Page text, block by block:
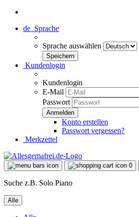
de Sprache
Sprache auswählen
Kundenlogin
Kundenlogin
E-Mail
Passwort
Konto erstellen
Passwort vergessen?
Merkzettel
0
Suche z.B. Solo Piano
Alle